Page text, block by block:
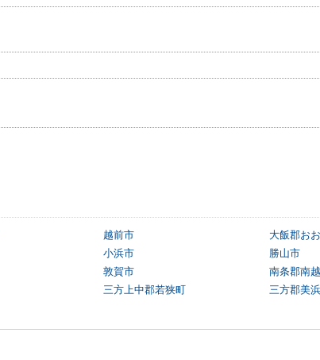
越前市
大飯郡お
小浜市
勝山市
敦賀市
南条郡南
三方上中郡若狭町
三方郡美